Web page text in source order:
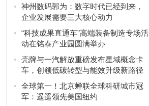
神州数码郭为：数字时代已经到来，
企业发展需要三大核心动力
“科技成果直通车”高端装备制造专场活
动在铭泰产业园圆满举办
壳牌与一汽解放重磅发布星域概念卡
车，创领低碳转型与能效升级新路径
全球第一！北京蝉联全球科研城市冠
军：遥遥领先美国纽约